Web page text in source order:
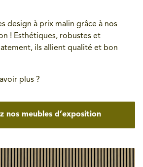
design à prix malin grâce à nos
! Esthétiques, robustes et
ils allient qualité et bon
plus ?
nos meubles d’exposition